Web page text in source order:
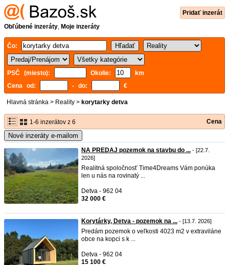
Pridať inzerát
Obľúbené inzeráty, Moje inzeráty
Čo:
PSČ (miesto): Okolie:
km
Cena od:
- do: €
Hlavná stránka > Reality > korytarky detva
1-6 inzerátov z 6 Cena
Nové inzeráty e-mailom
NA PREDAJ pozemok na stavbu do ... - [22.7.
2026]
Realitná spoločnosť Time4Dreams Vám ponúka
len u nás na rovinatý ...
Detva - 962 04
32 000 €
Korytárky, Detva - pozemok na ... - [13.7. 2026]
Predám pozemok o veľkosti 4023 m2 v extraviláne
obce na kopci s k ...
Detva - 962 04
15 100 €